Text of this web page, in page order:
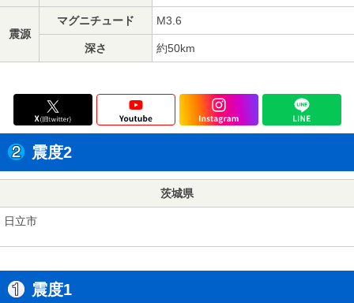
震源
マグニチュード M3.6
深さ 約50km
震度2
茨城県
日立市
震度1